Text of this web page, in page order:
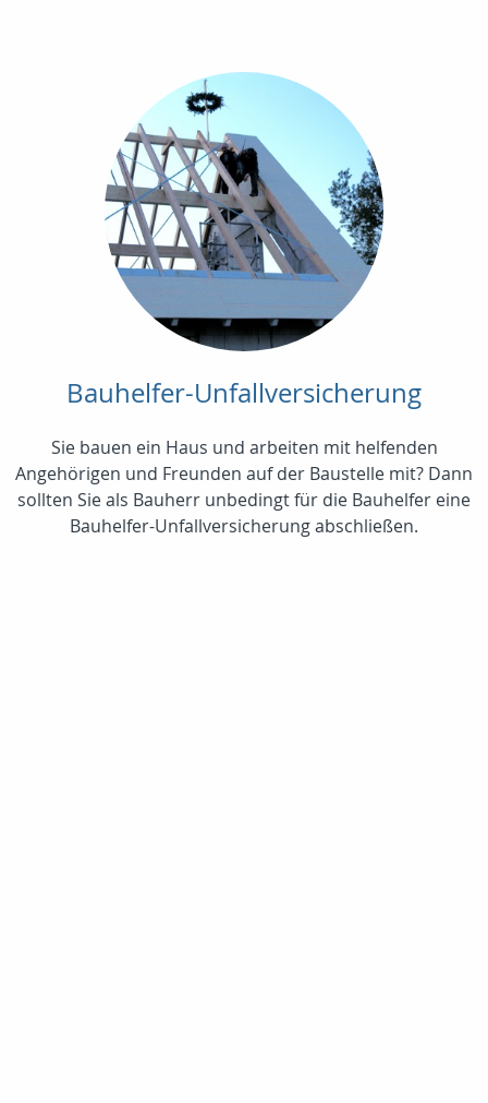
Bauhelfer-Unfallversicherung
Sie bauen ein Haus und arbeiten mit helfenden
Angehörigen und Freunden auf der Baustelle mit? Dann
sollten Sie als Bauherr unbedingt für die Bauhelfer eine
Bauhelfer-Unfallversicherung abschließen.